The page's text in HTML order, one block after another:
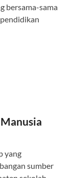
bersama-sama
yang
sumber